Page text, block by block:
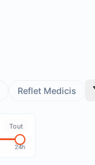
Tout
24h
Reflet Medicis